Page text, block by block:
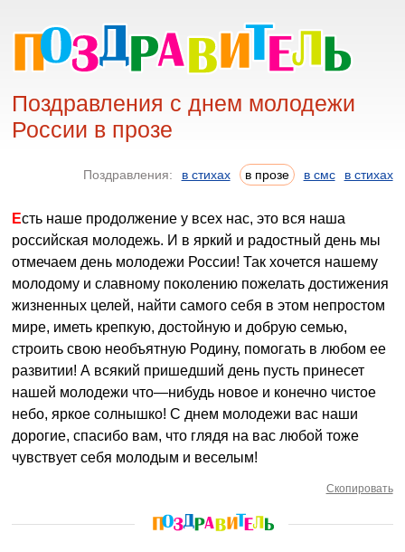
Поздравления с днем молодежи
России в прозе
Поздравления: в стихах в прозе в смс в стихах
Есть наше продолжение у всех нас, это вся наша
российская молодежь. И в яркий и радостный день мы
отмечаем день молодежи России! Так хочется нашему
молодому и славному поколению пожелать достижения
жизненных целей, найти самого себя в этом непростом
мире, иметь крепкую, достойную и добрую семью,
строить свою необъятную Родину, помогать в любом ее
развитии! А всякий пришедший день пусть принесет
нашей молодежи что—нибудь новое и конечно чистое
небо, яркое солнышко! С днем молодежи вас наши
дорогие, спасибо вам, что глядя на вас любой тоже
чувствует себя молодым и веселым!
Скопировать